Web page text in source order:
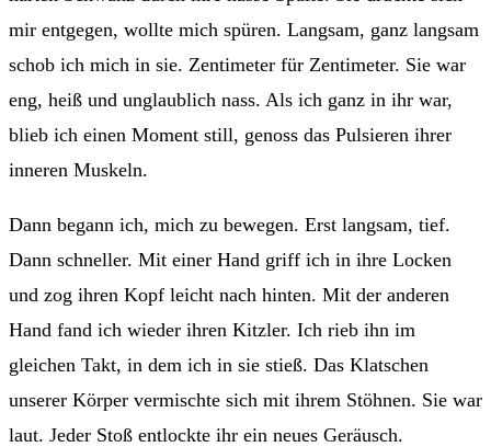
mir entgegen, wollte mich spüren. Langsam, ganz langsam
schob ich mich in sie. Zentimeter für Zentimeter. Sie war
eng, heiß und unglaublich nass. Als ich ganz in ihr war,
blieb ich einen Moment still, genoss das Pulsieren ihrer
inneren Muskeln.
Dann begann ich, mich zu bewegen. Erst langsam, tief.
Dann schneller. Mit einer Hand griff ich in ihre Locken
und zog ihren Kopf leicht nach hinten. Mit der anderen
Hand fand ich wieder ihren Kitzler. Ich rieb ihn im
gleichen Takt, in dem ich in sie stieß. Das Klatschen
unserer Körper vermischte sich mit ihrem Stöhnen. Sie war
laut. Jeder Stoß entlockte ihr ein neues Geräusch.